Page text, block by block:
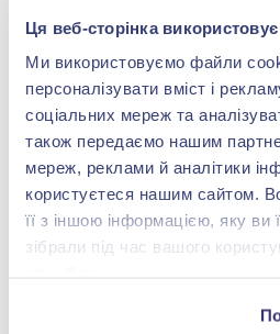
Ця веб-сторінка використовує
Ми використовуємо файли
персоналізувати вміст і
соціальних мереж та
також передаємо нашим
мереж, реклами й аналітики
користуєтеся нашим сайтом.
її з іншою інформацією, яку
зібрали під час вашого
Детальніше
0 800 501